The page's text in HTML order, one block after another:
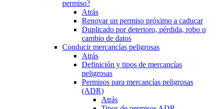
permiso?
Atrás
Renovar un permiso próximo a caducar
Duplicado por deterioro, pérdida, robo o
cambio de datos
Conducir mercancías peligrosas
Atrás
Definición y tipos de mercancías
peligrosas
Permisos para mercancías peligrosas
(ADR)
Atrás